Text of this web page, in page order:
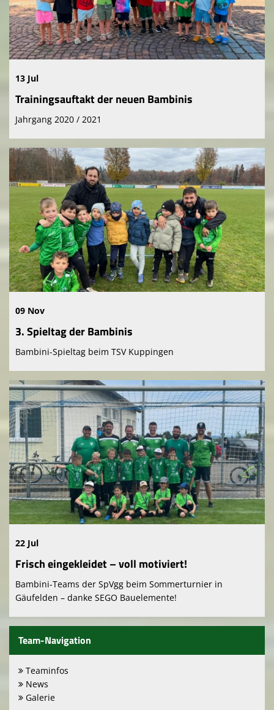
13 Jul
Trainingsauftakt der neuen Bambinis
Jahrgang 2020 / 2021
09 Nov
3. Spieltag der Bambinis
Bambini-Spieltag beim TSV Kuppingen
22 Jul
Frisch eingekleidet – voll motiviert!
Bambini-Teams der SpVgg beim Sommerturnier in
Gäufelden – danke SEGO Bauelemente!
Team-Navigation
Teaminfos
News
Galerie